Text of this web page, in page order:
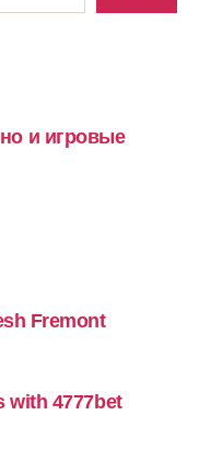
и игровые
Fremont
with 4777bet